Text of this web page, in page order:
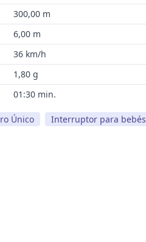
300,00 m
6,00 m
36 km/h
1,80 g
01:30 min.
Único Interruptor para bebés